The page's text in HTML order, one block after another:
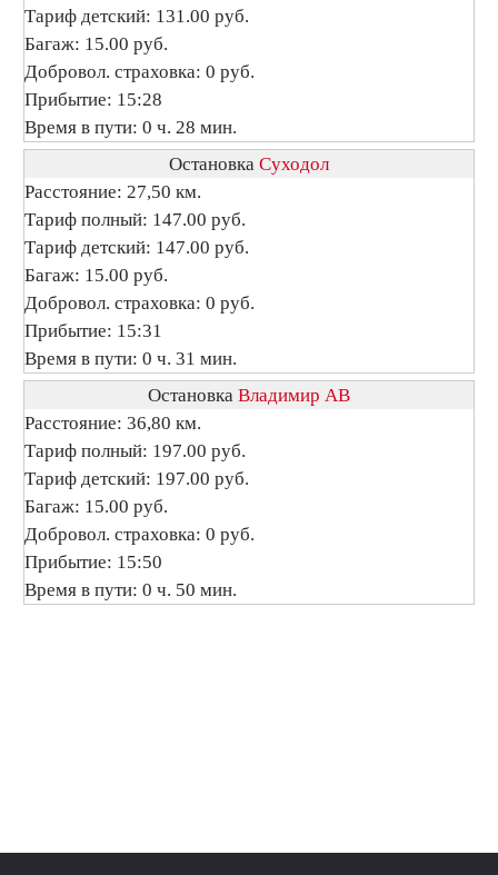
Тариф детский: 131.00 руб.
Багаж: 15.00 руб.
Добровол. страховка: 0 руб.
Прибытие: 15:28
Время в пути: 0 ч. 28 мин.
Остановка Суходол
Расстояние: 27,50 км.
Тариф полный: 147.00 руб.
Тариф детский: 147.00 руб.
Багаж: 15.00 руб.
Добровол. страховка: 0 руб.
Прибытие: 15:31
Время в пути: 0 ч. 31 мин.
Остановка Владимир АВ
Расстояние: 36,80 км.
Тариф полный: 197.00 руб.
Тариф детский: 197.00 руб.
Багаж: 15.00 руб.
Добровол. страховка: 0 руб.
Прибытие: 15:50
Время в пути: 0 ч. 50 мин.